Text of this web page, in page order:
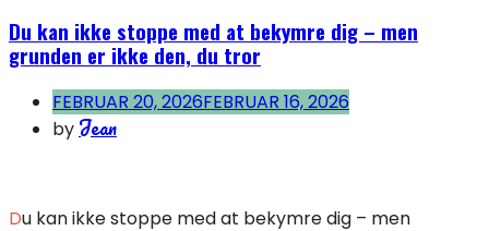
Du kan ikke stoppe med at bekymre dig – men
grunden er ikke den, du tror
FEBRUAR 20, 2026FEBRUAR 16, 2026
by Jean
Du kan ikke stoppe med at bekymre dig – men